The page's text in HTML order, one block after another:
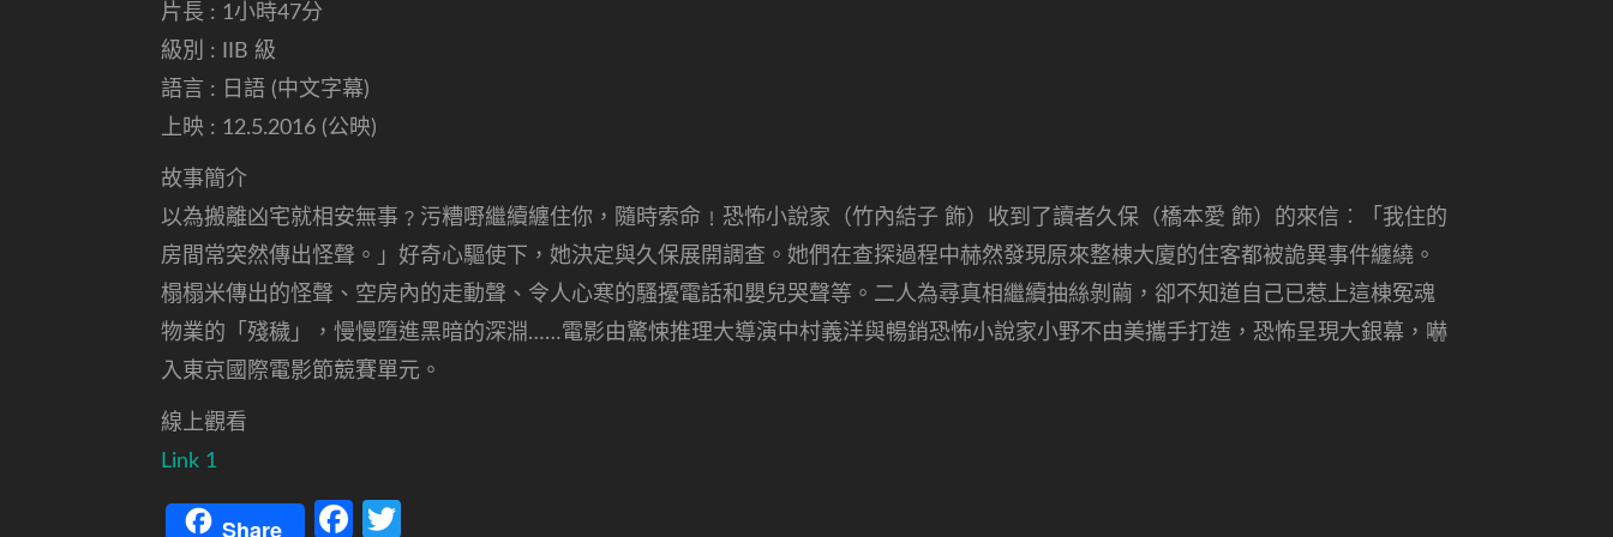
片長 : 1小時47分
級別 : IIB 級
語言 : 日語 (中文字幕)
上映 : 12.5.2016 (公映)
故事簡介
以為搬離凶宅就相安無事﹖污糟嘢繼續纏住你，隨時索命﹗恐怖小說家（竹內結子 飾）收到了讀者久保（橋本愛 飾）的來信︰「我住的
房間常突然傳出怪聲。」好奇心驅使下，她決定與久保展開調查。她們在查探過程中赫然發現原來整棟大廈的住客都被詭異事件纏繞。
榻榻米傳出的怪聲、空房內的走動聲、令人心寒的騷擾電話和嬰兒哭聲等。二人為尋真相繼續抽絲剝繭，卻不知道自己已惹上這棟冤魂
物業的「殘穢」，慢慢墮進黑暗的深淵……電影由驚悚推理大導演中村義洋與暢銷恐怖小說家小野不由美攜手打造，恐怖呈現大銀幕，嚇
入東京國際電影節競賽單元。
線上觀看
Link 1
Share Facebook